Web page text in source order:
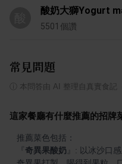
酸奶大獅Yogurt
5501 個讚
常見問題
本問答由 AI 整理自真實食記
這家餐廳有什麼推薦的招牌
奇異果酸奶
: 以冰沙口